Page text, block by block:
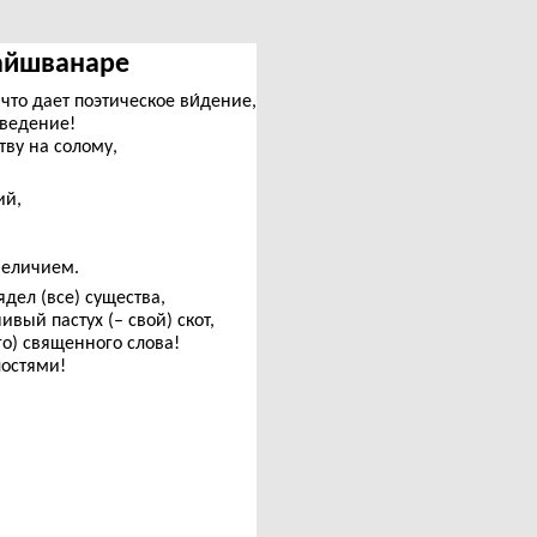
дает поэтическое ви́дение,
на солому,
(все) существа,
пастух (– свой) скот,
священного слова!